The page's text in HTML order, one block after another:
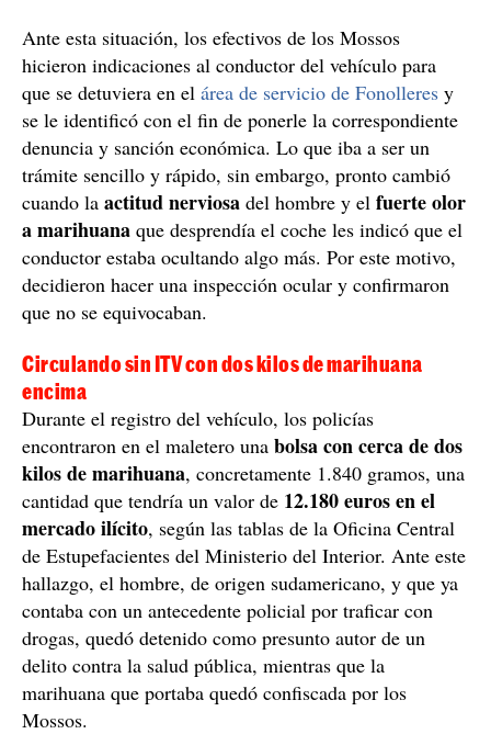
Ante esta situación, los efectivos de los Mossos
hicieron indicaciones al conductor del vehículo para
que se detuviera en el área de servicio de Fonolleres y
se le identificó con el fin de ponerle la correspondiente
denuncia y sanción económica. Lo que iba a ser un
trámite sencillo y rápido, sin embargo, pronto cambió
cuando la actitud nerviosa del hombre y el fuerte olor
a marihuana que desprendía el coche les indicó que el
conductor estaba ocultando algo más. Por este motivo,
decidieron hacer una inspección ocular y confirmaron
que no se equivocaban.
Circulando sin ITV con dos kilos de marihuana
encima
Durante el registro del vehículo, los policías
encontraron en el maletero una bolsa con cerca de dos
kilos de marihuana, concretamente 1.840 gramos, una
cantidad que tendría un valor de 12.180 euros en el
mercado ilícito, según las tablas de la Oficina Central
de Estupefacientes del Ministerio del Interior. Ante este
hallazgo, el hombre, de origen sudamericano, y que ya
contaba con un antecedente policial por traficar con
drogas, quedó detenido como presunto autor de un
delito contra la salud pública, mientras que la
marihuana que portaba quedó confiscada por los
Mossos.